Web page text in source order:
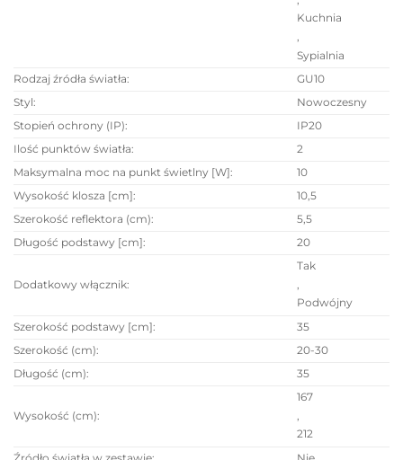
Kuchnia
,
Sypialnia
Rodzaj źródła światła:
GU10
Styl:
Nowoczesny
Stopień ochrony (IP):
IP20
Ilość punktów światła:
2
Maksymalna moc na punkt świetlny [W]:
10
Wysokość klosza [cm]:
10,5
Szerokość reflektora (cm):
5,5
Długość podstawy [cm]: 20
Dodatkowy włącznik:
Tak
Podwójny
Szerokość podstawy [cm]:
35
Szerokość (cm):
20-30
Długość (cm): 35
Wysokość (cm):
167
212